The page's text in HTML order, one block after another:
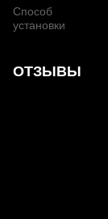
Способ
установки
ОТЗЫВЫ